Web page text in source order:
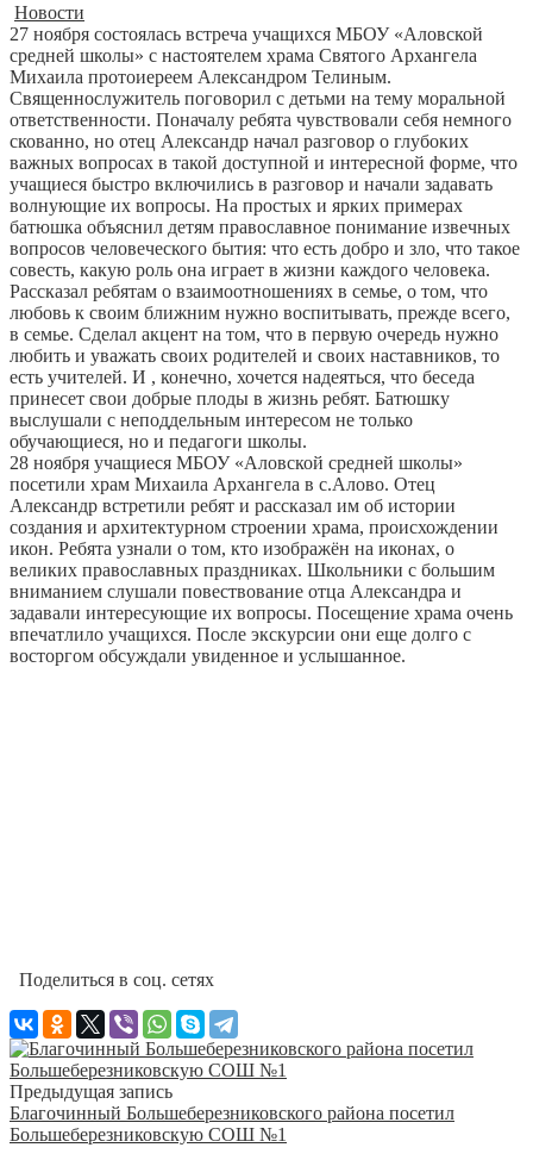
Новости
27 ноября состоялась встреча учащихся МБОУ «Аловской
средней школы» с настоятелем храма Святого Архангела
Михаила протоиереем Александром Телиным.
Священнослужитель поговорил с детьми на тему моральной
ответственности. Поначалу ребята чувствовали себя немного
скованно, но отец Александр начал разговор о глубоких
важных вопросах в такой доступной и интересной форме, что
учащиеся быстро включились в разговор и начали задавать
волнующие их вопросы. На простых и ярких примерах
батюшка объяснил детям православное понимание извечных
вопросов человеческого бытия: что есть добро и зло, что такое
совесть, какую роль она играет в жизни каждого человека.
Рассказал ребятам о взаимоотношениях в семье, о том, что
любовь к своим ближним нужно воспитывать, прежде всего,
в семье. Сделал акцент на том, что в первую очередь нужно
любить и уважать своих родителей и своих наставников, то
есть учителей. И , конечно, хочется надеяться, что беседа
принесет свои добрые плоды в жизнь ребят. Батюшку
выслушали с неподдельным интересом не только
обучающиеся, но и педагоги школы.
28 ноября учащиеся МБОУ «Аловской средней школы»
посетили храм Михаила Архангела в с.Алово. Отец
Александр встретили ребят и рассказал им об истории
создания и архитектурном строении храма, происхождении
икон. Ребята узнали о том, кто изображён на иконах, о
великих православных праздниках. Школьники с большим
вниманием слушали повествование отца Александра и
задавали интересующие их вопросы. Посещение храма очень
впечатлило учащихся. После экскурсии они еще долго с
восторгом обсуждали увиденное и услышанное.
Поделиться в соц. сетях
Предыдущая запись
Благочинный Большеберезниковского района посетил
Большеберезниковскую СОШ №1